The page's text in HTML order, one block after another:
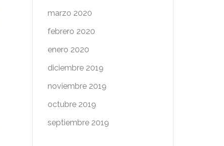
marzo 2020
febrero 2020
enero 2020
diciembre 2019
noviembre 2019
octubre 2019
septiembre 2019